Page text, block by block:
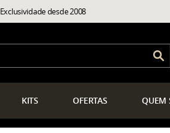
Exclusividade desde 2008
KITS OFERTAS QUEM